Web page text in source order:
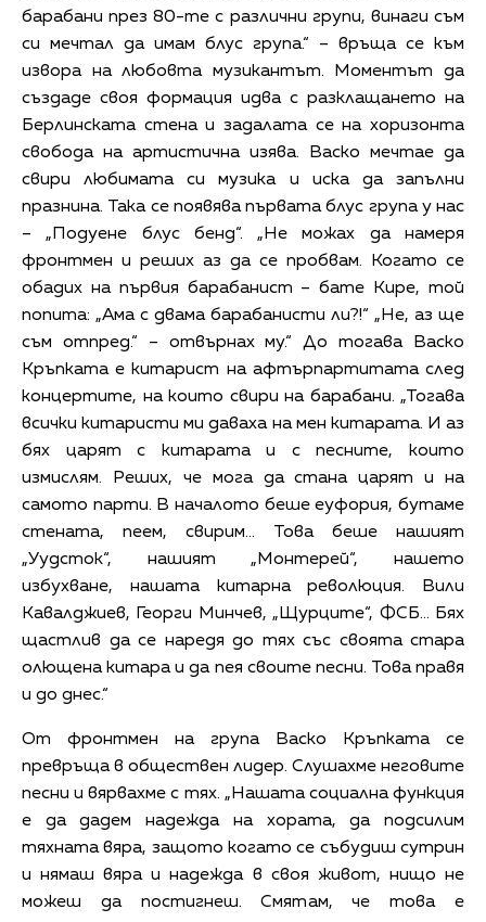
барабани през 80-те с различни групи, винаги съм
си мечтал да имам блус група.“ – връща се към
извора на любовта музикантът. Моментът да
създаде своя формация идва с разклащането на
Берлинската стена и задалата се на хоризонта
свобода на артистична изява. Васко мечтае да
свири любимата си музика и иска да запълни
празнина. Така се появява първата блус група у нас
– „Подуене блус бенд“. „Не можах да намеря
фронтмен и реших аз да се пробвам. Когато се
обадих на първия барабанист – бате Кире, той
попита: „Ама с двама барабанисти ли?!“ „Не, аз ще
съм отпред.“ – отвърнах му.“ До тогава Васко
Кръпката е китарист на афтърпартитата след
концертите, на които свири на барабани. „Тогава
всички китаристи ми даваха на мен китарата. И аз
бях царят с китарата и с песните, които
измислям. Реших, че мога да стана царят и на
самото парти. В началото беше еуфория, бутаме
стената, пеем, свирим... Това беше нашият
„Уудсток“, нашият „Монтерей“, нашето
избухване, нашата китарна революция. Вили
Кавалджиев, Георги Минчев, „Щурците“, ФСБ… Бях
щастлив да се наредя до тях със своята стара
олющена китара и да пея своите песни. Това правя
и до днес.“
От фронтмен на група Васко Кръпката се
превръща в обществен лидер. Слушахме неговите
песни и вярвахме с тях. „Нашата социална функция
е да дадем надежда на хората, да подсилим
тяхната вяра, защото когато се събудиш сутрин
и нямаш вяра и надежда в своя живот, нищо не
можеш да постигнеш. Смятам, че това е